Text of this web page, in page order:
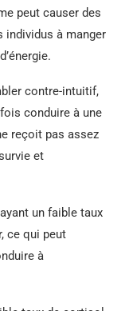
peut causer des
individus à manger
contre-intuitif,
conduire à une
reçoit pas assez
et
un faible taux
ce qui peut
à